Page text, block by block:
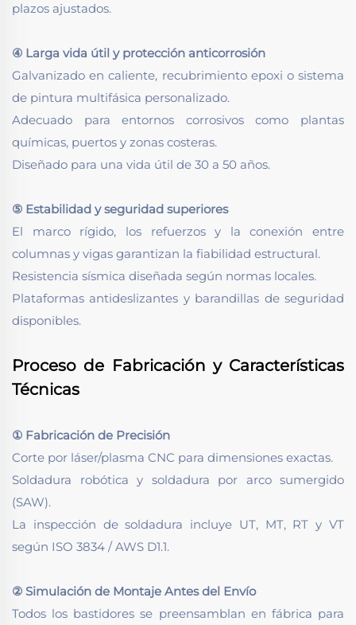
plazos ajustados.
④ Larga vida útil y protección anticorrosión
Galvanizado en caliente, recubrimiento epoxi o sistema
de pintura multifásica personalizado.
Adecuado para entornos corrosivos como plantas
químicas, puertos y zonas costeras.
Diseñado para una vida útil de 30 a 50 años.
⑤ Estabilidad y seguridad superiores
El marco rígido, los refuerzos y la conexión entre
columnas y vigas garantizan la fiabilidad estructural.
Resistencia sísmica diseñada según normas locales.
Plataformas antideslizantes y barandillas de seguridad
disponibles.
Proceso de Fabricación y Características
Técnicas
① Fabricación de Precisión
Corte por láser/plasma CNC para dimensiones exactas.
Soldadura robótica y soldadura por arco sumergido
(SAW).
La inspección de soldadura incluye UT, MT, RT y VT
según ISO 3834 / AWS D1.1.
② Simulación de Montaje Antes del Envío
Todos los bastidores se preensamblan en fábrica para